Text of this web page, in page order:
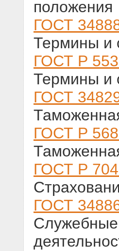
положения
ГОСТ
Термины и
ГОСТ Р
Термины и
ГОСТ
ГОСТ Р
ГОСТ Р
ГОСТ
Служебные